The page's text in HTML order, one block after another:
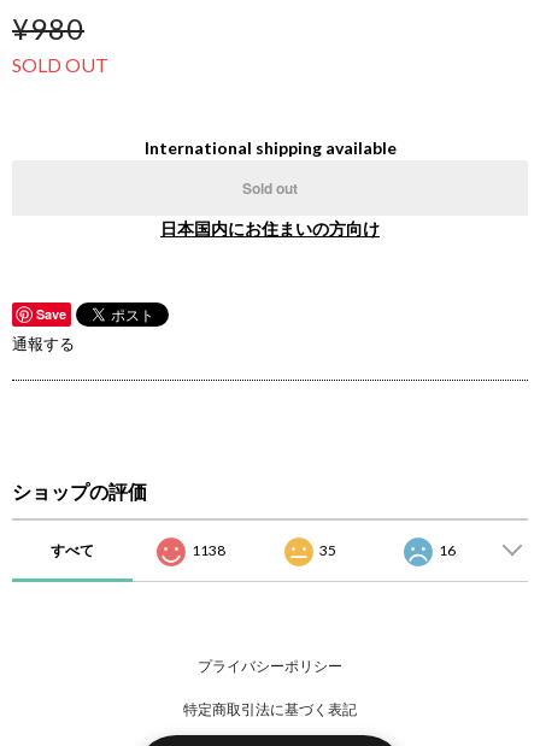
¥980
SOLD OUT
International shipping available
Sold out
日本国内にお住まいの方向け
Save
通報する
ショップの評価
すべて 1138 35 16
プライバシーポリシー
特定商取引法に基づく表記